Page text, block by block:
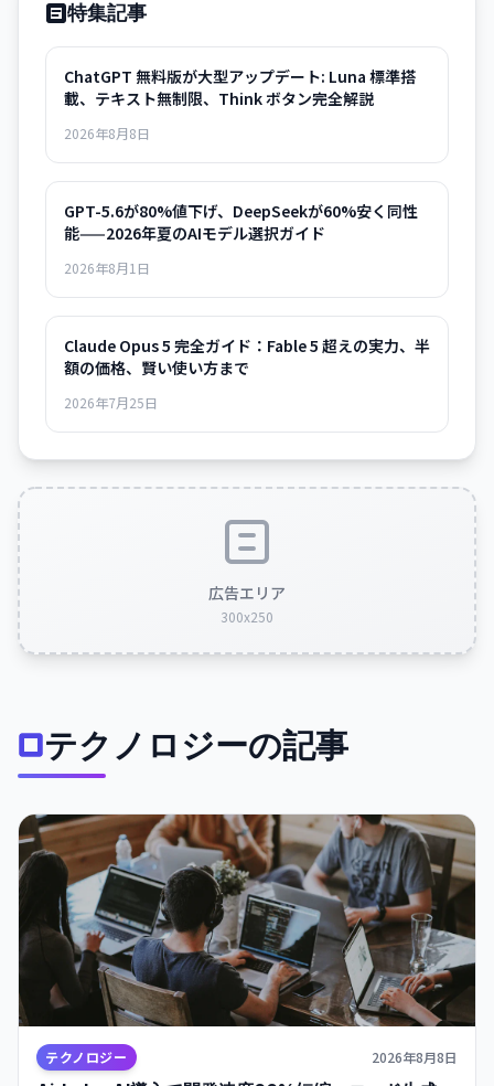
特集記事
ChatGPT 無料版が大型アップデート: Luna 標準搭
載、テキスト無制限、Think ボタン完全解説
2026年8月8日
GPT-5.6が80%値下げ、DeepSeekが60%安く同性
能——2026年夏のAIモデル選択ガイド
2026年8月1日
Claude Opus 5 完全ガイド：Fable 5 超えの実力、半
額の価格、賢い使い方まで
2026年7月25日
広告エリア
300x250
テクノロジーの記事
テクノロジー 2026年8月8日